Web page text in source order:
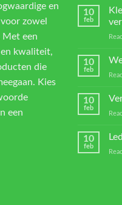
en
zowel
Met een
kwaliteit,
die
Kies
een
10
feb
10
feb
10
feb
10
feb